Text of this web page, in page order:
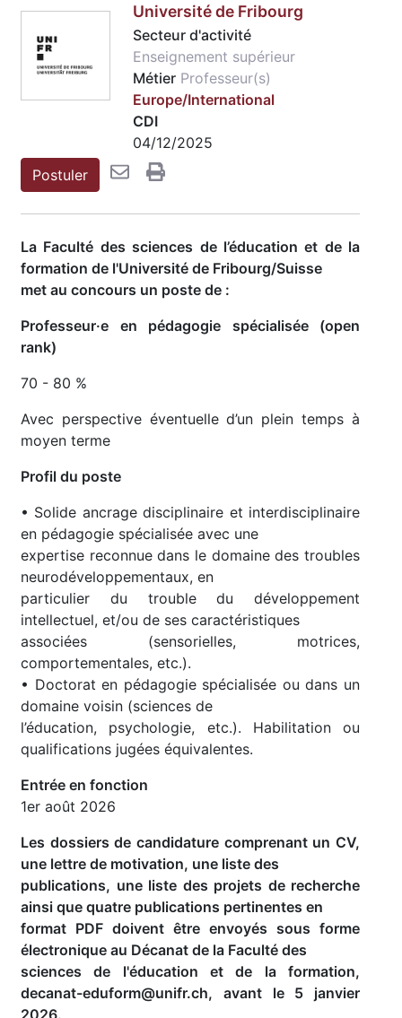
Université de Fribourg
Secteur d'activité
Enseignement supérieur
Métier Professeur(s)
Europe/International
CDI
04/12/2025
Postuler
La Faculté des sciences de l’éducation et de la
formation de l'Université de Fribourg/Suisse
met au concours un poste de :
Professeur·e en pédagogie spécialisée (open
rank)
70 - 80 %
Avec perspective éventuelle d’un plein temps à
moyen terme
Profil du poste
• Solide ancrage disciplinaire et interdisciplinaire
en pédagogie spécialisée avec une
expertise reconnue dans le domaine des troubles
neurodéveloppementaux, en
particulier du trouble du développement
intellectuel, et/ou de ses caractéristiques
associées (sensorielles, motrices,
comportementales, etc.).
• Doctorat en pédagogie spécialisée ou dans un
domaine voisin (sciences de
l’éducation, psychologie, etc.). Habilitation ou
qualifications jugées équivalentes.
Entrée en fonction
1er août 2026
Les dossiers de candidature comprenant un CV,
une lettre de motivation, une liste des
publications, une liste des projets de recherche
ainsi que quatre publications pertinentes en
format PDF doivent être envoyés sous forme
électronique au Décanat de la Faculté des
sciences de l'éducation et de la formation,
decanat-eduform@unifr.ch, avant le 5 janvier